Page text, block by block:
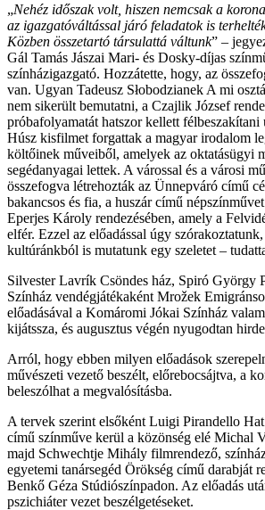
„Nehéz időszak volt, hiszen nemcsak a
az igazgatóváltással járó feladatok is
Közben összetartó társulattá váltunk” –
Gál Tamás Jászai Mari- és Dosky-díjas
színházigazgató. Hozzátette, hogy, az
van. Ugyan Tadeusz Słobodzianek A mi
nem sikerült bemutatni, a Czajlik József
próbafolyamatát hatszor kellett
Húsz kisfilmet forgattak a magyar irodalom
költőinek műveiből, amelyek az oktatásügyi
segédanyagai lettek. A várossal és a városi
összefogva létrehozták az Ünnepváró című
bakancsos és fia, a huszár című
Eperjes Károly rendezésében, amely a
elfér. Ezzel az előadással úgy
kultúránkból is mutatunk egy szeletet –
Silvester Lavrík Csöndes ház, Spiró György
Színház vendégjátékaként Mrožek
előadásával a Komáromi Jókai Színház
kijátssza, és augusztus végén nyugodtan
Arról, hogy ebben milyen előadások
művészeti vezető beszélt, előrebocsájtva, a
beleszólhat a megvalósításba.
A tervek szerint elsőként Luigi Pirandello Hat
című színműve kerül a közönség elé Michal
majd Schwechtje Mihály filmrendező,
egyetemi tanársegéd Örökség című darabját
Benkő Géza Stúdiószínpadon. Az előadás
pszichiáter vezet beszélgetéseket.